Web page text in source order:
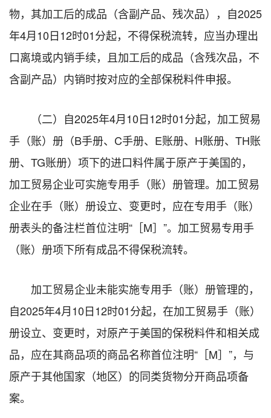
物，其加工后的成品（含副产品、残次品），自2025
年4月10日12时01分起，不得保税流转，应当办理出
口离境或内销手续，且加工后的成品（含残次品，不
含副产品）内销时按对应的全部保税料件申报。
（二）自2025年4月10日12时01分起，加工贸易
手（账）册（B手册、C手册、E账册、H账册、TH账
册、TG账册）项下的进口料件属于原产于美国的，
加工贸易企业可实施专用手（账）册管理。加工贸易
企业在手（账）册设立、变更时，应在专用手（账）
册表头的备注栏首位注明“［M］”。加工贸易专用手
（账）册项下所有成品不得保税流转。
加工贸易企业未能实施专用手（账）册管理的，
自2025年4月10日12时01分起，在加工贸易手（账）
册设立、变更时，对原产于美国的保税料件和相关成
品，应在其商品项的商品名称首位注明“［M］”，与
原产于其他国家（地区）的同类货物分开商品项备
案。